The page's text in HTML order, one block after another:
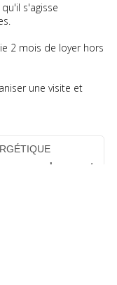
s'agisse
2 mois de loyer hors
une visite et
Logement